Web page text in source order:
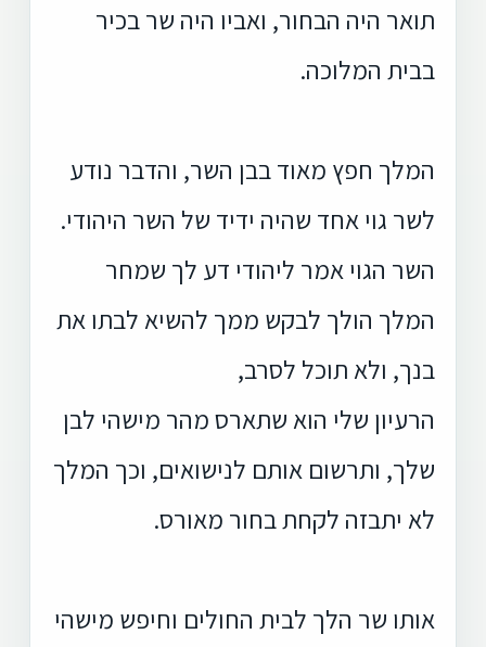
תואר היה הבחור, ואביו היה שר בכיר
בבית המלוכה.
המלך חפץ מאוד בבן השר, והדבר נודע
לשר גוי אחד שהיה ידיד של השר היהודי.
השר הגוי אמר ליהודי דע לך שמחר
המלך הולך לבקש ממך להשיא לבתו את
בנך, ולא תוכל לסרב,
הרעיון שלי הוא שתארס מהר מישהי לבן
שלך, ותרשום אותם לנישואים, וכך המלך
לא יתבזה לקחת בחור מאורס.
אותו שר הלך לבית החולים וחיפש מישהי